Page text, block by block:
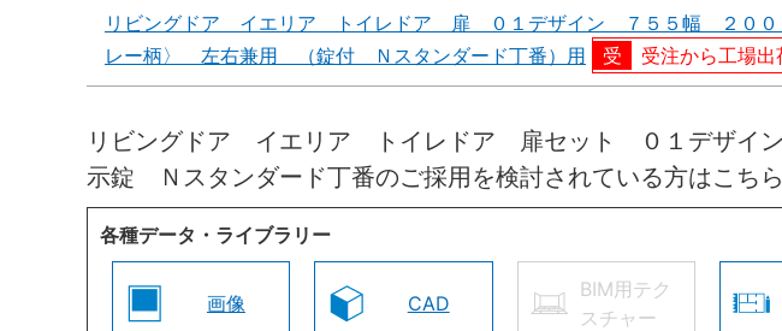
リビングドア イエリア トイレドア 扉 ０１デザイン ７５５幅 ２００
レー柄〉 左右兼用 （錠付 Ｎスタンダード丁番）用
受注から工場
リビングドア イエリア トイレドア 扉セット ０１デザ
示錠 Ｎスタンダード丁番のご採用を検討されている方はこち
各種データ・ライブラリー
画像 CAD
BIM用テク
スチャー